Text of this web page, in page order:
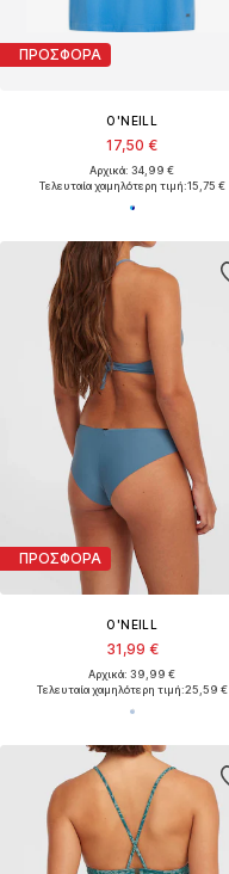
ΠΡΟΣΦΟΡΑ
O'NEILL
17,50 €
Αρχικά: 34,99 €
Τελευταία χαμηλότερη τιμή:15,75 €
ΠΡΟΣΦΟΡΑ
O'NEILL
31,99 €
Αρχικά: 39,99 €
Τελευταία χαμηλότερη τιμή:25,59 €